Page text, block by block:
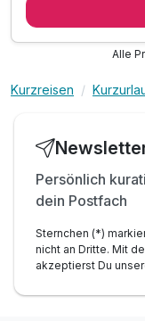
Alle
Kurzreisen
Persönlich
dein Postfach
Sternchen (*)
nicht an Dritte. Mit
akzeptierst Du